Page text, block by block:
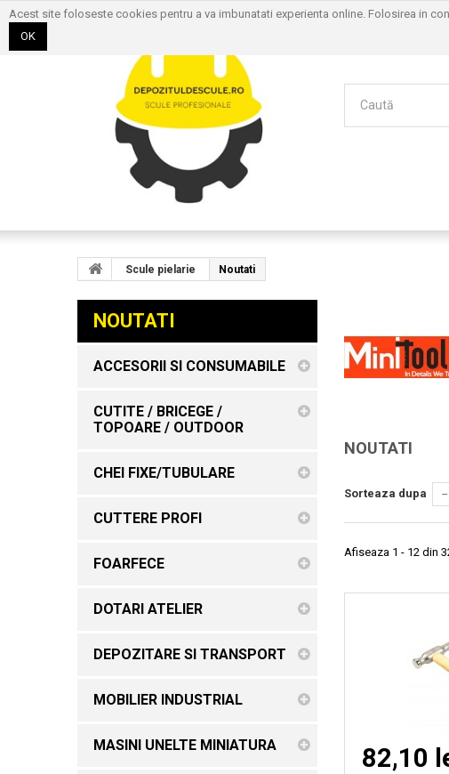
Scule pielarie Noutati
NOUTATI
ACCESORII SI CONSUMABILE
CUTITE / BRICEGE /
TOPOARE / OUTDOOR
CHEI FIXE/TUBULARE
CUTTERE PROFI
FOARFECE
DOTARI ATELIER
DEPOZITARE SI TRANSPORT
MOBILIER INDUSTRIAL
MASINI UNELTE MINIATURA
NOUTATI
Sorteaza dupa --
Afiseaza 1 - 12 din
82,10
Acest site foloseste cookies pentru a va imbunatati experienta online. Folosirea in
OK